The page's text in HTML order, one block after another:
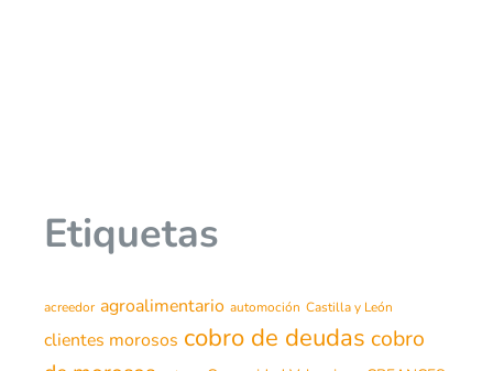
Etiquetas
acreedor agroalimentario automoción Castilla y León
clientes morosos cobro de deudas cobro